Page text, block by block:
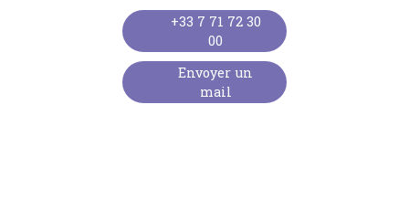
+33 7 71 72 30
00
Envoyer un
mail